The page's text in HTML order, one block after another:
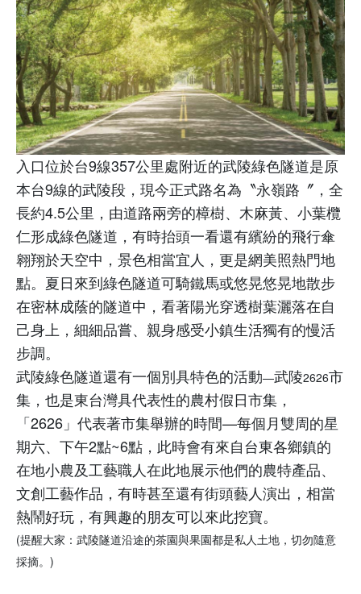
入口位於台9線357公里處附近的武陵綠色隧道是原
本台9線的武陵段，現今正式路名為〝永嶺路〞，全
長約4.5公里，由道路兩旁的樟樹、木麻黃、小葉欖
仁形成綠色隧道，有時抬頭一看還有繽紛的飛行傘
翱翔於天空中，景色相當宜人，更是網美照熱門地
點。夏日來到綠色隧道可騎鐵馬或悠晃悠晃地散步
在密林成蔭的隧道中，看著陽光穿透樹葉灑落在自
己身上，細細品嘗、親身感受小鎮生活獨有的慢活
步調。
武陵綠色隧道還有一個別具特色的活動—武陵2626市
集，也是東台灣具代表性的農村假日市集，
「2626 」代表著市集舉辦的時間—每個月雙周的星
期六、下午2點~6點，此時會有來自台東各鄉鎮的
在地小農及工藝職人在此地展示他們的農特產品、
文創工藝作品，有時甚至還有街頭藝人演出，相當
熱鬧好玩，有興趣的朋友可以來此挖寶。
(提醒大家：武陵隧道沿途的茶園與果園都是私人土地，切勿隨意
採摘。 )